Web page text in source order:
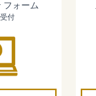
フォーム
付